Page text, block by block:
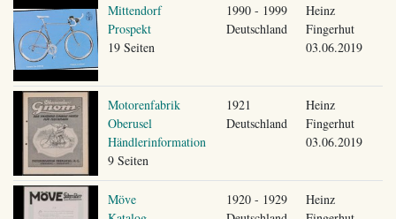
Mittendorf
Prospekt
19 Seiten
1990 - 1999
Deutschland
Heinz
Fingerhut
03.06.2019
Motorenfabrik
Oberusel
Händlerinformation
9 Seiten
1921
Deutschland
Heinz
Fingerhut
03.06.2019
Möve
1920 - 1929
Heinz